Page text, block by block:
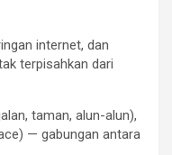
internet, dan
terpisahkan dari
taman, alun-alun),
— gabungan antara